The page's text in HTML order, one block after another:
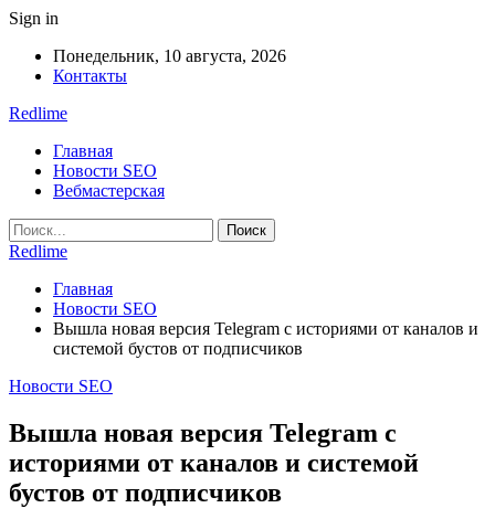
Sign in
Понедельник, 10 августа, 2026
Контакты
Redlime
Главная
Новости SEO
Вебмастерская
Redlime
Главная
Новости SEO
Вышла новая версия Telegram с историями от каналов и
системой бустов от подписчиков
Новости SEO
Вышла новая версия Telegram с
историями от каналов и системой
бустов от подписчиков